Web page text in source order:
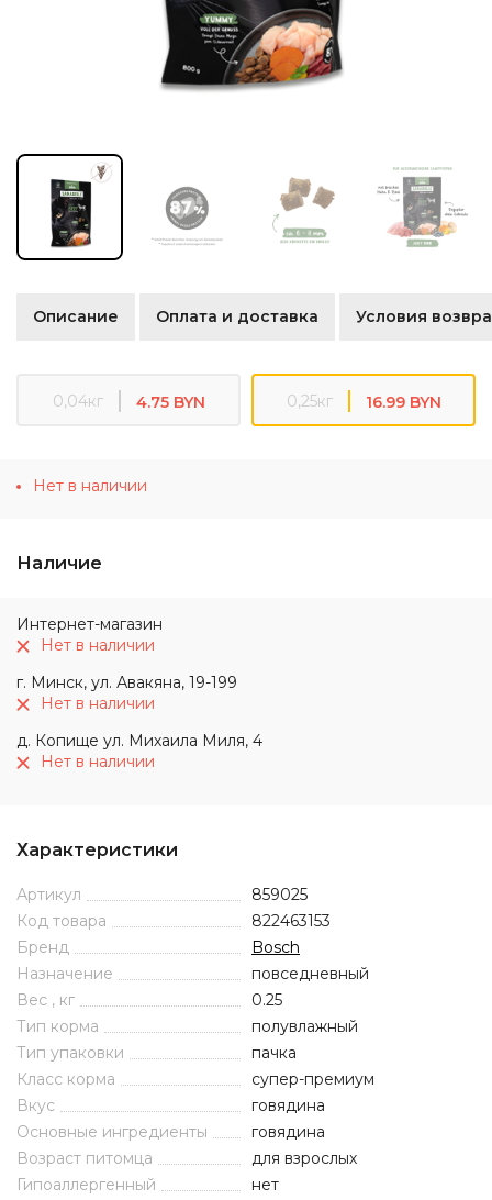
Описание Оплата и доставка Условия
0,04кг 4.75 BYN 0,25кг 16.99 BYN
Нет в наличии
Наличие
Интернет-магазин
Нет в наличии
г. Минск, ул. Авакяна, 19-199
Нет в наличии
д. Копище ул. Михаила Миля, 4
Нет в наличии
Характеристики
Артикул
859025
Код товара
822463153
Бренд
Bosch
Назначение
повседневный
Вес , кг
0.25
Тип корма
полувлажный
Тип упаковки
пачка
Класс корма
супер-премиум
Вкус
говядина
Основные ингредиенты
говядина
Возраст питомца
для взрослых
Гипоаллергенный
нет